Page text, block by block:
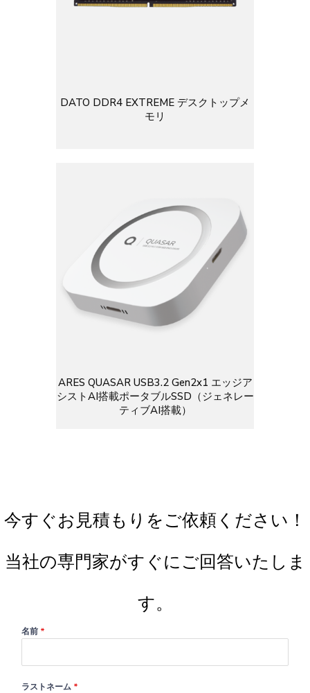
DATO DDR4 EXTREME デスクトップメ
モリ
ARES QUASAR USB3.2 Gen2x1 エッジア
シストAI搭載ポータブルSSD（ジェネレー
ティブAI搭載）
今すぐお見積もりをご依頼ください！
当社の専門家がすぐにご回答いたしま
す。
名前 *
ラストネーム *